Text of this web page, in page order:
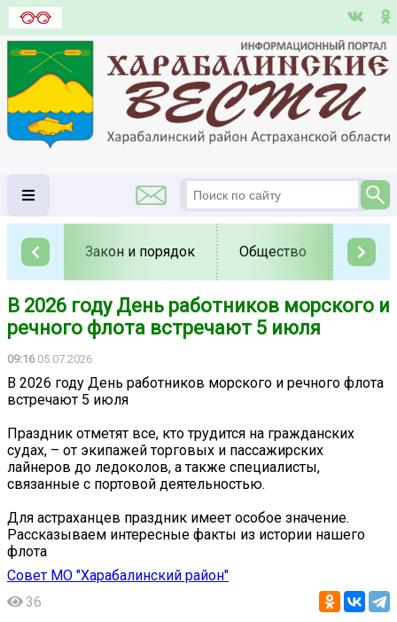
Закон и порядок Общество
В 2026 году День работников морского и
речного флота встречают 5 июля
09:1605.07.2026
В 2026 году День работников морского и речного флота
встречают 5 июля
Праздник отметят все, кто трудится на гражданских
судах, – от экипажей торговых и пассажирских
лайнеров до ледоколов, а также специалисты,
связанные с портовой деятельностью.
Для астраханцев праздник имеет особое значение.
Рассказываем интересные факты из истории нашего
флота
Совет МО "Харабалинский район"
36